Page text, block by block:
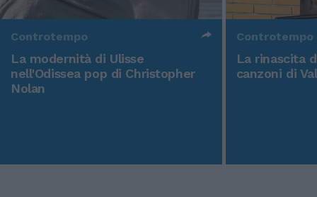
Controtempo
La modernità di Ulisse
nell'Odissea pop di Christopher
Nolan
Controtempo
La rinascita
canzoni di